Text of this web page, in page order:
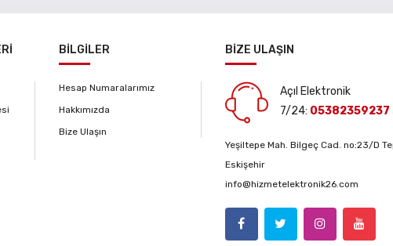
BİLGİLER
Hesap Numaralarımız
Hakkımızda
Bize Ulaşın
BİZE ULAŞIN
Açıl Elektronik
7/24: 05382359237
Yeşiltepe Mah. Bilgeç Cad. no:23/D
Eskişehir
info@hizmetelektronik26.com